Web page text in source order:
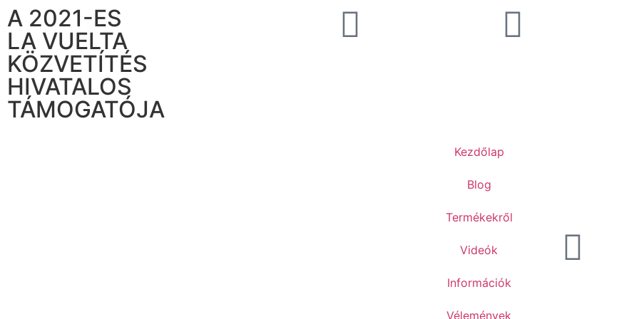
A 2021-ES
LA VUELTA
KÖZVETÍTÉS
HIVATALOS
TÁMOGATÓJA
Kezdőlap
Blog
Termékekről
Videók
Információk
Vélemények